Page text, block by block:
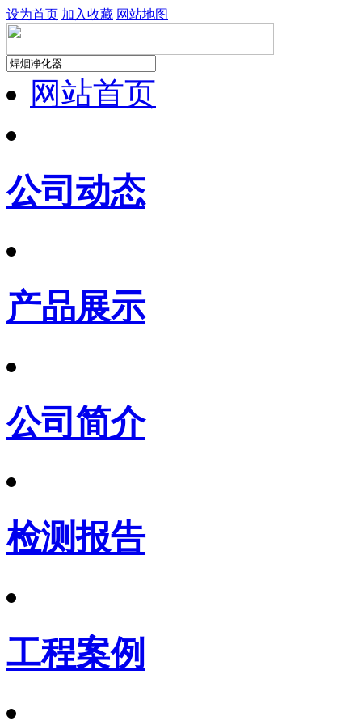
设为首页 加入收藏 网站地图
网站首页
公司动态
产品展示
公司简介
检测报告
工程案例